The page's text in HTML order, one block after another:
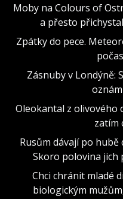
Moby na Colours of
a přesto
Zpátky do pece.
Zásnuby v Londýně:
Oleokantal z olivového
zatím
Rusům dávají po hubě
Skoro polovina jich
Chci chránit mladé
biologickým